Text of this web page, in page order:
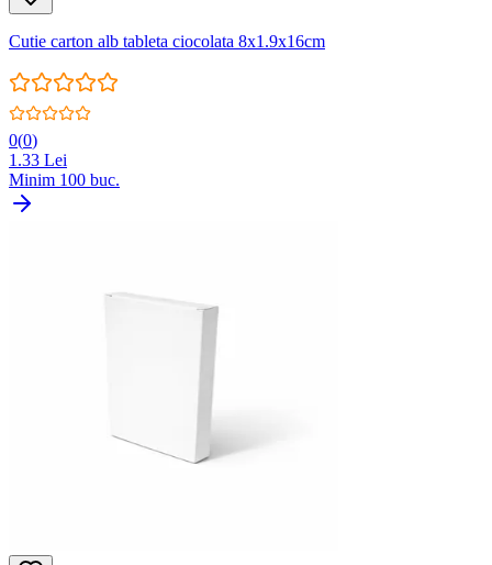
Cutie carton alb tableta ciocolata 8x1.9x16cm
0(0)
1.33 Lei
Minim 100 buc.